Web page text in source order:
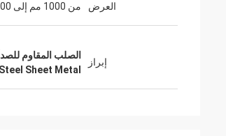
العرض من 1000 مم إلى 2000 مم
إبراز
الصلب المقاوم
Sheet Metal